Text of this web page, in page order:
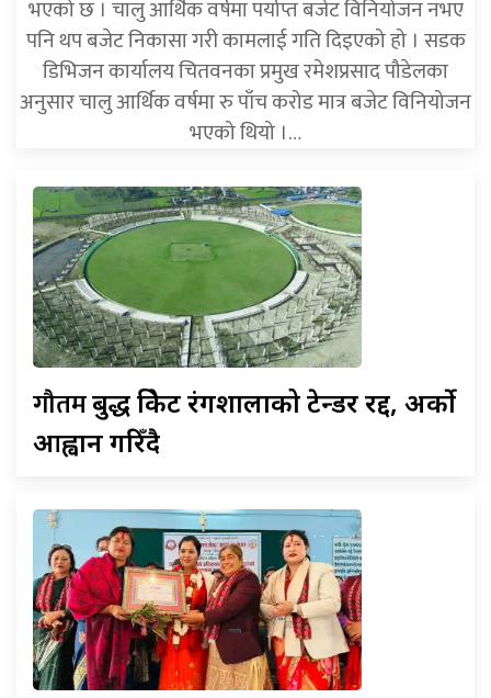
भएको छ । चालु आर्थिक वर्षमा पर्याप्त बजेट विनियोजन नभए
पनि थप बजेट निकासा गरी कामलाई गति दिइएको हो । सडक
डिभिजन कार्यालय चितवनका प्रमुख रमेशप्रसाद पौडेलका
अनुसार चालु आर्थिक वर्षमा रु पाँच करोड मात्र बजेट विनियोजन
भएको थियो ।…
गौतमबुद्ध क्रिकेट रंगशालाको टेन्डर रद्द, अर्को
आह्वान गरिँदै